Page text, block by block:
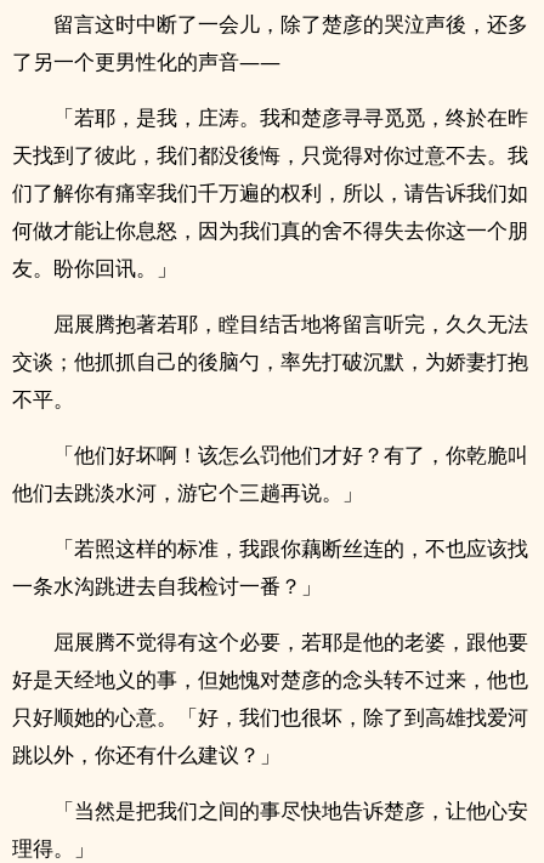
留言这时中断了一会儿，除了楚彦的哭泣声後，还多
了另一个更男性化的声音——
「若耶，是我，庄涛。我和楚彦寻寻觅觅，终於在昨
天找到了彼此，我们都没後悔，只觉得对你过意不去。我
们了解你有痛宰我们千万遍的权利，所以，请告诉我们如
何做才能让你息怒，因为我们真的舍不得失去你这一个朋
友。盼你回讯。」
屈展腾抱著若耶，瞠目结舌地将留言听完，久久无法
交谈；他抓抓自己的後脑勺，率先打破沉默，为娇妻打抱
不平。
「他们好坏啊！该怎么罚他们才好？有了，你乾脆叫
他们去跳淡水河，游它个三趟再说。」
「若照这样的标准，我跟你藕断丝连的，不也应该找
一条水沟跳进去自我检讨一番？」
屈展腾不觉得有这个必要，若耶是他的老婆，跟他要
好是天经地义的事，但她愧对楚彦的念头转不过来，他也
只好顺她的心意。「好，我们也很坏，除了到高雄找爱河
跳以外，你还有什么建议？」
「当然是把我们之间的事尽快地告诉楚彦，让他心安
理得。」